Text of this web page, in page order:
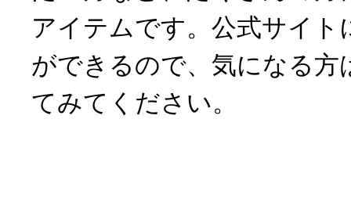
アイテムです。公式サイト
ができるので、気になる方
てみてください。